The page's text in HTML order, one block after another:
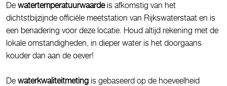
De watertemperatuurwaardeis afkomstig van het
dichtstbijzijnde officiële meetstation van Rijkswaterstaat en is
een benadering voor deze locatie. Houd altijd rekening met de
lokale omstandigheden, in dieper water is het doorgaans
kouder dan aan de oever!
De waterkwaliteitmeting is gebaseerd op de hoeveelheid